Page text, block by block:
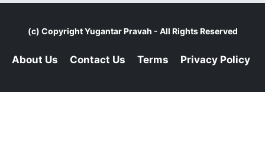
(c) CopyrightYugantar Pravah - All Rights Reserved
About Us Contact Us Terms Privacy Policy